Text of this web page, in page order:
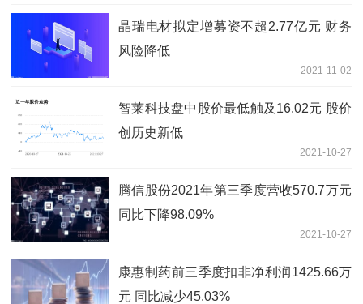
晶瑞电材拟定增募资不超2.77亿元 财务
风险降低
2021-11-02
智莱科技盘中股价最低触及16.02元 股价
创历史新低
2021-10-27
腾信股份2021年第三季度营收570.7万元
同比下降98.09%
2021-10-27
康惠制药前三季度扣非净利润1425.66万
元 同比减少45.03%